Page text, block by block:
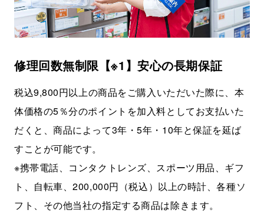
修理回数無制限【※1】安心の長期保証
税込9,800円以上の商品をご購入いただいた際に、本
体価格の5％分のポイントを加入料としてお支払いた
だくと、商品によって3年・5年・10年と保証を延ば
すことが可能です。
※携帯電話、コンタクトレンズ、スポーツ用品、ギフ
ト、自転車、200,000円（税込）以上の時計、各種ソ
フト、その他当社の指定する商品は除きます。